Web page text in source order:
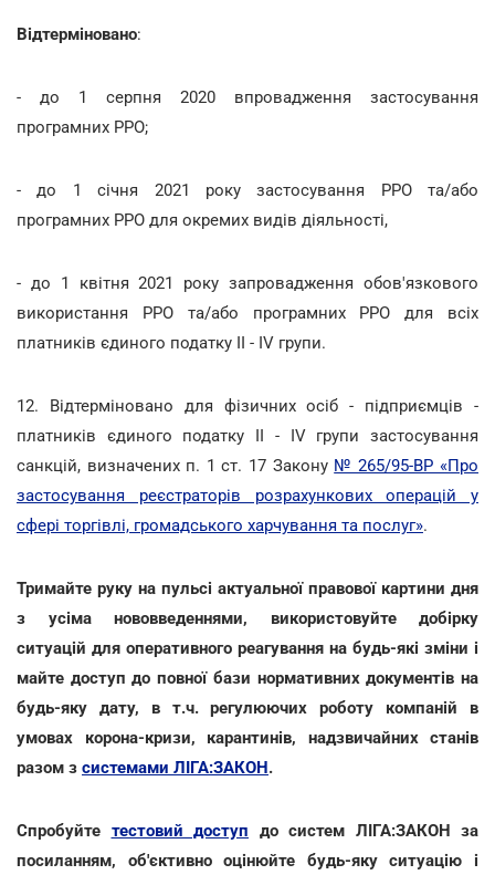
Відтерміновано:
- до 1 серпня 2020 впровадження застосування
програмних РРО;
- до 1 січня 2021 року застосування РРО та/або
програмних РРО для окремих видів діяльності,
- до 1 квітня 2021 року запровадження обов'язкового
використання РРО та/або програмних РРО для всіх
платників єдиного податку ІІ - ІV групи.
12. Відтерміновано для фізичних осіб - підприємців -
платників єдиного податку ІІ - ІV групи застосування
санкцій, визначених п. 1 ст. 17 Закону № 265/95-ВР «Про
застосування реєстраторів розрахункових операцій у
сфері торгівлі, громадського харчування та послуг».
Тримайте руку на пульсі актуальної правової картини дня
з усіма нововведеннями, використовуйте добірку
ситуацій для оперативного реагування на будь-які зміни і
майте доступ до повної бази нормативних документів на
будь-яку дату, в т.ч. регулюючих роботу компаній в
умовах корона-кризи, карантинів, надзвичайних станів
разом з системами ЛІГА:ЗАКОН.
Спробуйте тестовий доступ до систем ЛІГА:ЗАКОН за
посиланням, об'єктивно оцінюйте будь-яку ситуацію і